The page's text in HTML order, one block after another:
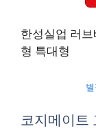
한성실업 러
형 특대형
코지메이트